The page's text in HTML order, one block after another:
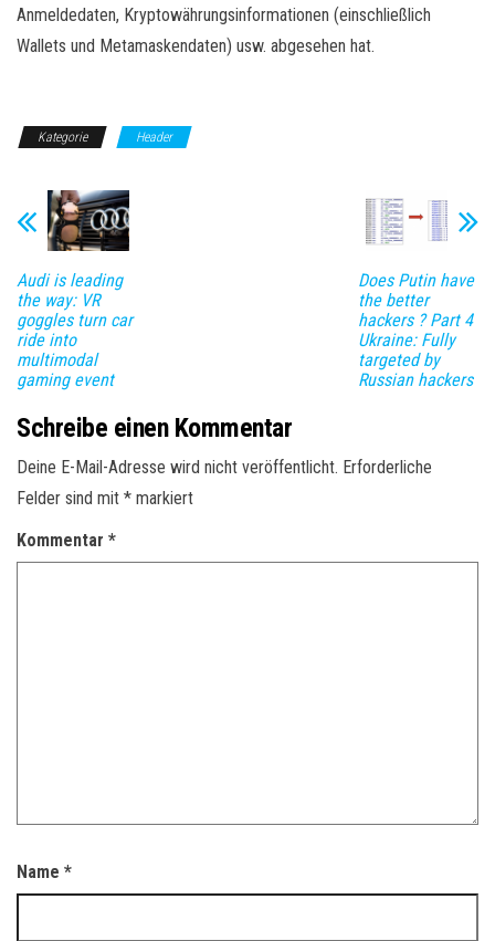
Anmeldedaten, Kryptowährungsinformationen (einschließlich
Wallets und Metamaskendaten) usw. abgesehen hat.
Kategorie Header
Audi is leading
the way: VR
goggles turn car
ride into
multimodal
gaming event
Does Putin have
the better
hackers ? Part 4
Ukraine: Fully
targeted by
Russian hackers
Schreibe einen Kommentar
Deine E-Mail-Adresse wird nicht veröffentlicht. Erforderliche
Felder sind mit * markiert
Kommentar *
Name *